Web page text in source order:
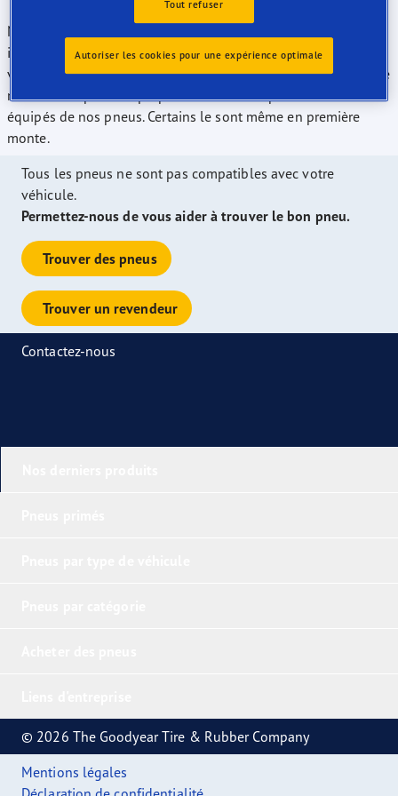
Nos pneus ont été récompensés lors de nombreux tests
indépendants et nous proposons actuellement l’une des plus
vastes gammes de dimension de pneus notés "A" vendus sur le
marché européen. La plupart des modèles peuvent être
équipés de nos pneus. Certains le sont même en première
monte.
Tous les pneus ne sont pas compatibles avec votre
véhicule.
Permettez-nous de vous aider à trouver le bon pneu.
Trouver des pneus
Trouver un revendeur
Contactez-nous
© 2026 The Goodyear Tire & Rubber Company
Mentions légales
Tout refuser
Autoriser les cookies pour une expérience optimale